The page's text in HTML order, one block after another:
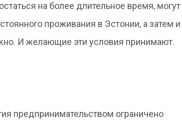
на более длительное время, могут
проживания в Эстонии, а затем и
И желающие эти условия принимают.
предпринимательством ограничено